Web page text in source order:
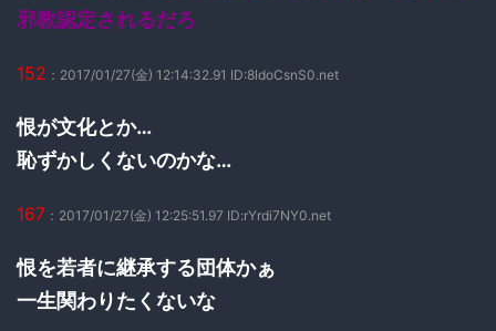
邪教認定されるだろ
152 ：2017/01/27(金) 12:14:32.91 ID:8ldoCsnS0.net
恨が文化とか…
恥ずかしくないのかな…
167 ：2017/01/27(金) 12:25:51.97 ID:rYrdi7NY0.net
恨を若者に継承する団体かぁ
一生関わりたくないな